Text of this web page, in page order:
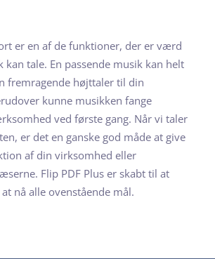
er en af de funktioner, der er værd
tale. En passende musik kan helt
fremragende højttaler til din
kunne musikken fange
ved første gang. Når vi taler
er det en ganske god måde at give
af din virksomhed eller
Flip PDF Plus er skabt til at
nå alle ovenstående mål.